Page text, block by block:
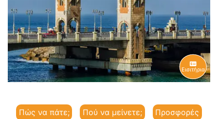
Εισιτήρια
Πώς να πάτε; Πού να μείνετε; Προσφορές